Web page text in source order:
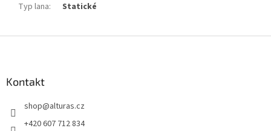
Typ lana: Statické
Kontakt
shop@alturas.cz
+420 607 712 834